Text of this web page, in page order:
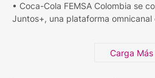
• Coca-Cola FEMSA Colombia se
Juntos+, una plataforma
Carga Más